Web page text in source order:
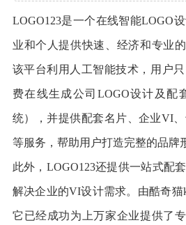
LOGO123是一个在线智能LOGO
业和个人提供快速、经济和专业
该平台利用人工智能技术，用户
费在线生成公司LOGO设计及配
统），并提供配套名片、企业VI
等服务，帮助用户打造完整的品牌
此外，LOGO123还提供一站式配
解决企业的VI设计需求。由酷奇猫
它已经成功为上万家企业提供了